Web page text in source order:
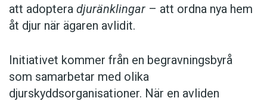
att adoptera djuränklingar – att ordna nya hem
åt djur när ägaren avlidit.
Initiativet kommer från en begravningsbyrå
som samarbetar med olika
djurskyddsorganisationer. När en avliden